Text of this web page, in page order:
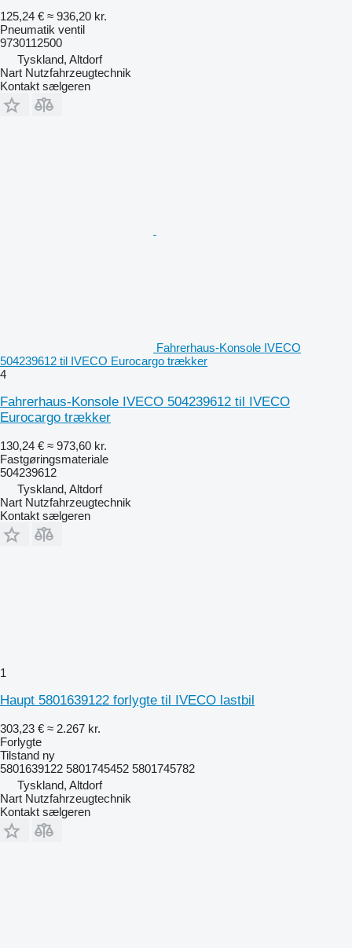
125,24 € ≈ 936,20 kr.
Pneumatik ventil
9730112500
Tyskland, Altdorf
Nart Nutzfahrzeugtechnik
Kontakt sælgeren
Fahrerhaus-Konsole IVECO
504239612 til IVECO Eurocargo trækker
4
Fahrerhaus-Konsole IVECO 504239612 til IVECO
Eurocargo trækker
130,24 € ≈ 973,60 kr.
Fastgøringsmateriale
504239612
Tyskland, Altdorf
Nart Nutzfahrzeugtechnik
Kontakt sælgeren
1
Haupt 5801639122 forlygte til IVECO lastbil
303,23 € ≈ 2.267 kr.
Forlygte
Tilstand ny
5801639122 5801745452 5801745782
Tyskland, Altdorf
Nart Nutzfahrzeugtechnik
Kontakt sælgeren